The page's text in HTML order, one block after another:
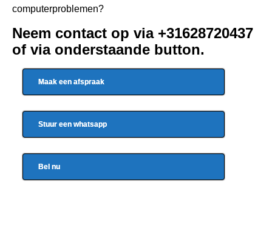
computerproblemen?
Neem contact op via +31628720437
of via onderstaande button.
Maak een afspraak
Stuur een whatsapp
Bel nu